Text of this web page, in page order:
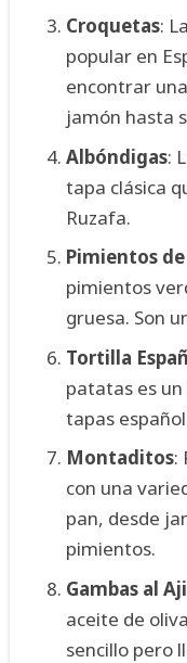
Croquetas:
popular en
encontrar
jamón hasta
Albóndigas:
tapa clásica
Ruzafa.
Pimientos
pimientos
gruesa. Son
Tortilla
patatas es
tapas
Montaditos:
con una
pan, desde
pimientos.
Gambas al
aceite de
sencillo pero